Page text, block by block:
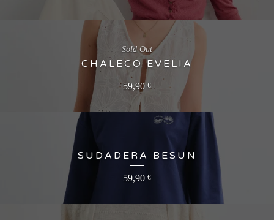
CHALECO EVELIA
59,90 €
Sold Out
SUDADERA BESUN
59,90 €